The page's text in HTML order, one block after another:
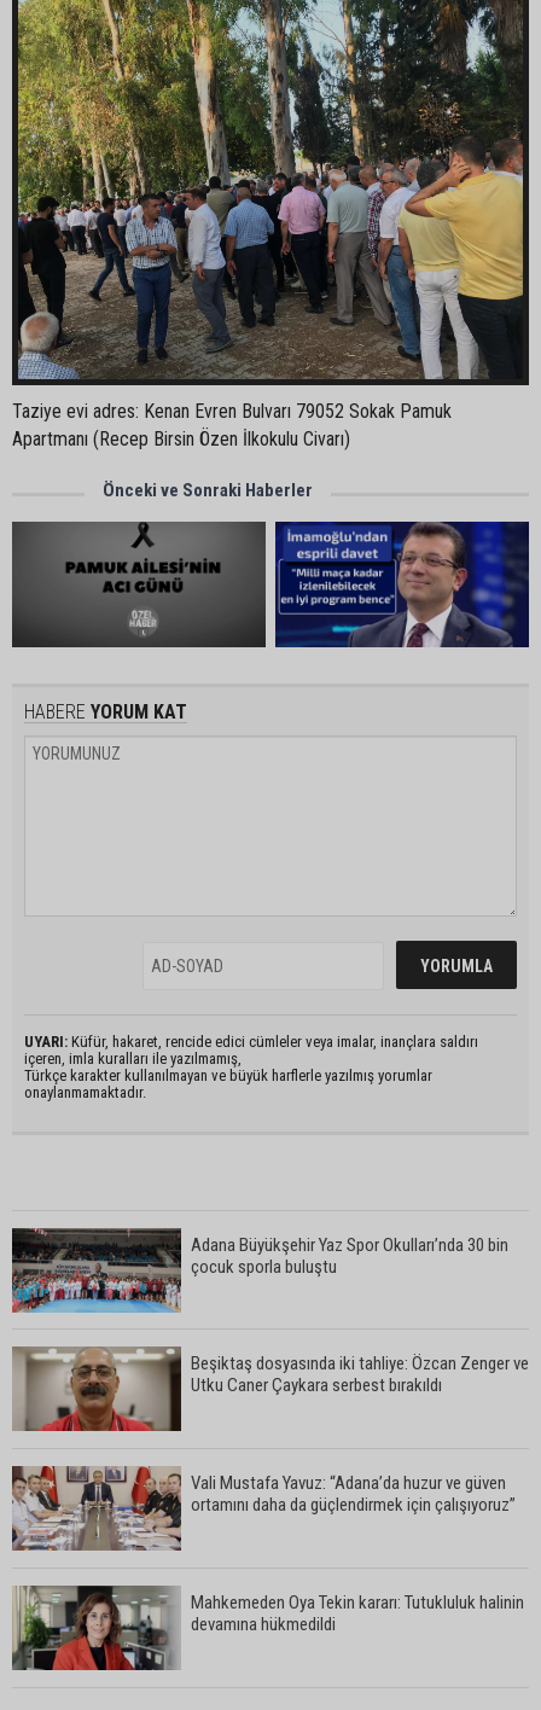
Taziye evi adres: Kenan Evren Bulvarı 79052 Sokak Pamuk
Apartmanı (Recep Birsin Özen İlkokulu Civarı)
Önceki ve Sonraki Haberler
HABERE YORUM KAT
UYARI: Küfür, hakaret, rencide edici cümleler veya imalar, inançlara saldırı
içeren, imla kuralları ile yazılmamış,
Türkçe karakter kullanılmayan ve büyük harflerle yazılmış yorumlar
onaylanmamaktadır.
Adana Büyükşehir Yaz Spor Okulları’nda 30 bin
çocuk sporla buluştu
Beşiktaş dosyasında iki tahliye: Özcan Zenger ve
Utku Caner Çaykara serbest bırakıldı
Vali Mustafa Yavuz: “Adana’da huzur ve güven
ortamını daha da güçlendirmek için çalışıyoruz”
Mahkemeden Oya Tekin kararı: Tutukluluk halinin
devamına hükmedildi